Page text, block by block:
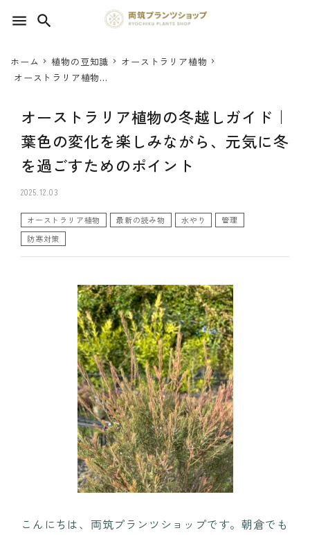
menu search
search
SEED 植物のタネ
PLANT 植物
MATERIAL 資材
OTHER 雑貨
FOOD 食品
BLOG ブログ
INFORMATIOM
ご利用ガイド
プライバシーポリシー
特定商取引法について
お問い合わせ
ホーム 植物の豆知識
オーストラリア植物
オーストラリア植物の
元気に冬を過ごすため
オーストラリア植物の冬越しガイド｜
葉色の変化を楽しみながら、元気に冬
を過ごすためのポイント
2025.12.03
オーストラリア植物 最新の読み物 水やり
管理
防寒対策
こんにちは、両筑プランツショップです。朝倉でも